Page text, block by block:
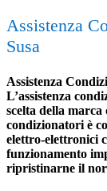
Assistenza
Susa
Assistenza
L’assistenza
scelta della marca
condizionatori è
elettro-elettronici
funzionamento
ripristinarne il